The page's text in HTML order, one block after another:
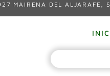
MAIRENA DEL ALJARAFE,